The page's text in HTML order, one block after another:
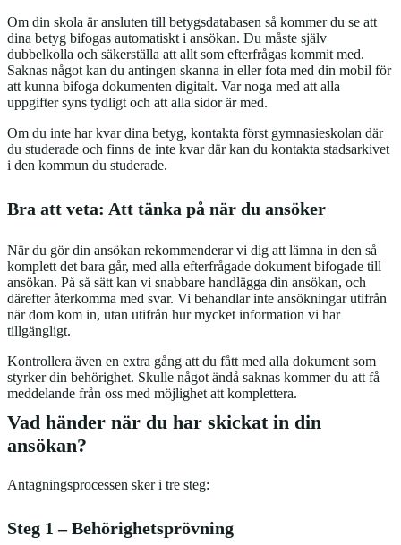
Om din skola är ansluten till betygsdatabasen så kommer du se att
dina betyg bifogas automatiskt i ansökan. Du måste själv
dubbelkolla och säkerställa att allt som efterfrågas kommit med.
Saknas något kan du antingen skanna in eller fota med din mobil för
att kunna bifoga dokumenten digitalt. Var noga med att alla
uppgifter syns tydligt och att alla sidor är med.
Om du inte har kvar dina betyg, kontakta först gymnasieskolan där
du studerade och finns de inte kvar där kan du kontakta stadsarkivet
i den kommun du studerade.
Bra att veta: Att tänka på när du ansöker
När du gör din ansökan rekommenderar vi dig att lämna in den så
komplett det bara går, med alla efterfrågade dokument bifogade till
ansökan. På så sätt kan vi snabbare handlägga din ansökan, och
därefter återkomma med svar. Vi behandlar inte ansökningar utifrån
när dom kom in, utan utifrån hur mycket information vi har
tillgängligt.
Kontrollera även en extra gång att du fått med alla dokument som
styrker din behörighet. Skulle något ändå saknas kommer du att få
meddelande från oss med möjlighet att komplettera.
Vad händer när du har skickat in din
ansökan?
Antagningsprocessen sker i tre steg:
Steg 1 – Behörighetsprövning